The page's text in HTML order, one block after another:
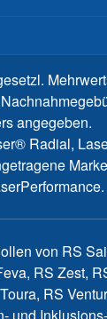
angegeben.
Radial,
von RS
RS Zest,
RS